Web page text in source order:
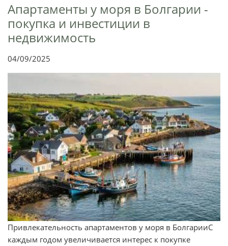
Апартаменты у моря в Болгарии -
покупка и инвестиции в
недвижимость
04/09/2025
Привлекательность апартаментов у моря в БолгарииС
каждым годом увеличивается интерес к покупке